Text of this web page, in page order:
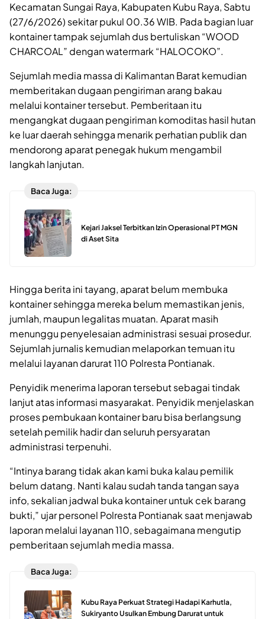
Kecamatan Sungai Raya, Kabupaten Kubu Raya, Sabtu
(27/6/2026) sekitar pukul 00.36 WIB. Pada bagian luar
kontainer tampak sejumlah dus bertuliskan “WOOD
CHARCOAL” dengan watermark “HALOCOKO”.
Sejumlah media massa di Kalimantan Barat kemudian
memberitakan dugaan pengiriman arang bakau
melalui kontainer tersebut. Pemberitaan itu
mengangkat dugaan pengiriman komoditas hasil hutan
ke luar daerah sehingga menarik perhatian publik dan
mendorong aparat penegak hukum mengambil
langkah lanjutan.
Baca Juga:
Kejari Jaksel Terbitkan Izin Operasional PT MGN
di Aset Sita
Hingga berita ini tayang, aparat belum membuka
kontainer sehingga mereka belum memastikan jenis,
jumlah, maupun legalitas muatan. Aparat masih
menunggu penyelesaian administrasi sesuai prosedur.
Sejumlah jurnalis kemudian melaporkan temuan itu
melalui layanan darurat 110 Polresta Pontianak.
Penyidik menerima laporan tersebut sebagai tindak
lanjut atas informasi masyarakat. Penyidik menjelaskan
proses pembukaan kontainer baru bisa berlangsung
setelah pemilik hadir dan seluruh persyaratan
administrasi terpenuhi.
“Intinya barang tidak akan kami buka kalau pemilik
belum datang. Nanti kalau sudah tanda tangan saya
info, sekalian jadwal buka kontainer untuk cek barang
bukti,” ujar personel Polresta Pontianak saat menjawab
laporan melalui layanan 110, sebagaimana mengutip
pemberitaan sejumlah media massa.
Baca Juga:
Kubu Raya Perkuat Strategi Hadapi Karhutla,
Sukiryanto Usulkan Embung Darurat untuk